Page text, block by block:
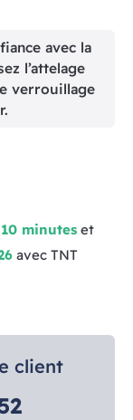
avec la
l’attelage
verrouillage
minutes et
avec TNT
client